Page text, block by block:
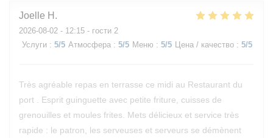
Joelle H
2026-08-02 - 12:15 - гости 2
Услуги : 5/5 Атмосфера : 5/5 Меню : 5/5 Цена / качество : 5/5
Très agréable repas en terrasse ce midi au Restaurant du
port . Esprit guinguette avec petite friture, cuisses de
grenouilles et moules frites. Mets délicieux et service très
rapide : le patron, les serveuses et serveurs se démènent